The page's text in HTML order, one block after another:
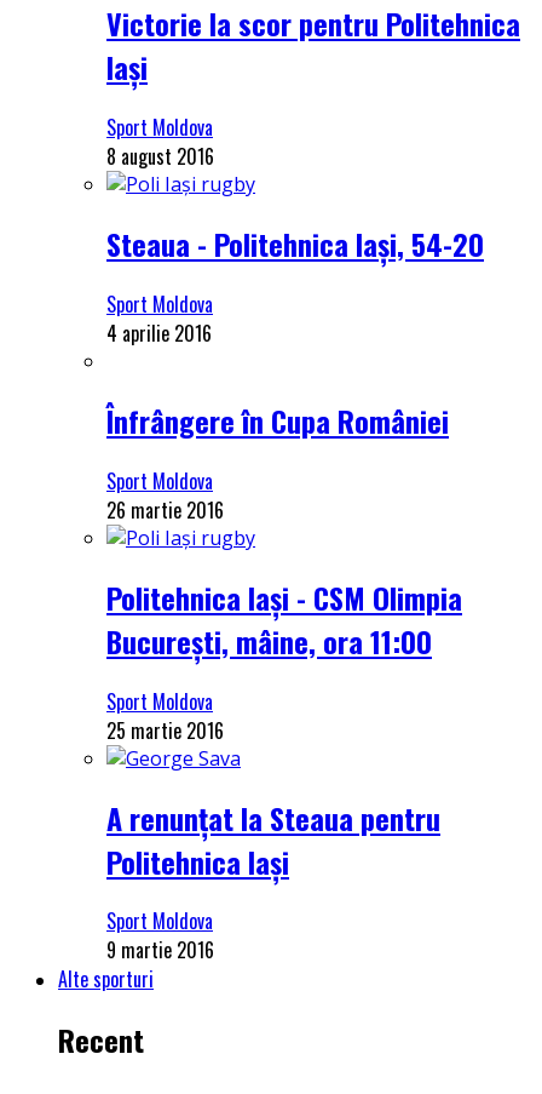
Victorie la scor pentru Politehnica
Iași
Sport Moldova
8 august 2016
Steaua - Politehnica Iași, 54-20
Sport Moldova
4 aprilie 2016
Înfrângere în Cupa României
Sport Moldova
26 martie 2016
Politehnica Iași - CSM Olimpia
București, mâine, ora 11:00
Sport Moldova
25 martie 2016
A renunțat la Steaua pentru
Politehnica Iași
Sport Moldova
9 martie 2016
Alte sporturi
Recent